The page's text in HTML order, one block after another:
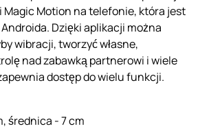
Motion na telefonie, która jest
Dzięki aplikacji można
wibracji, tworzyć własne,
nad zabawką partnerowi i wiele
dostęp do wielu funkcji.
średnica - 7 cm